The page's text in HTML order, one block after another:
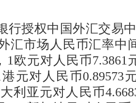
授权中国外汇交易中
汇市场人民币汇率中
1欧元对人民币7.3861
港元对人民币0.89573
利亚元对人民币